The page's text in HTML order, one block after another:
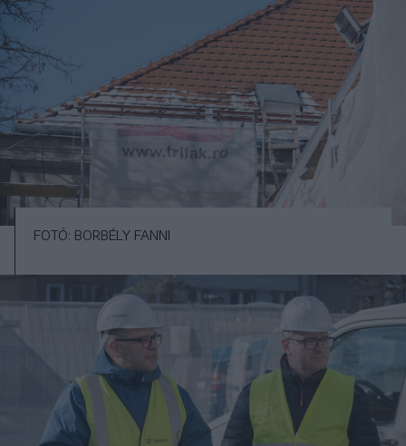
FOTÓ: BORBÉLY FANNI